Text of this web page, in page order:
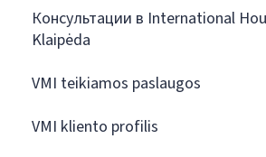
Консультации в International
Klaipėda
VMI teikiamos paslaugos
VMI kliento profilis